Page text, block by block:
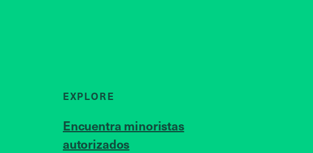
EXPLORE
Encuentra minoristas
autorizados